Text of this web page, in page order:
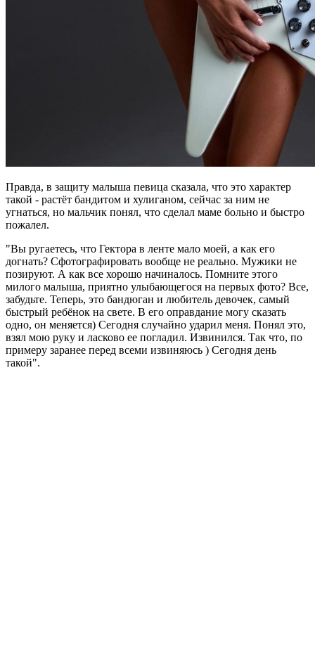
Правда, в защиту малыша певица сказала, что это характер
такой - растёт бандитом и хулиганом, сейчас за ним не
угнаться, но мальчик понял, что сделал маме больно и быстро
пожалел.
"Вы ругаетесь, что Гектора в ленте мало моей, а как его
догнать? Сфотографировать вообще не реально. Мужики не
позируют. А как все хорошо начиналось. Помните этого
милого малыша, приятно улыбающегося на первых фото? Все,
забудьте. Теперь, это бандюган и любитель девочек, самый
быстрый ребёнок на свете. В его оправдание могу сказать
одно, он меняется) Сегодня случайно ударил меня. Понял это,
взял мою руку и ласково ее погладил. Извинился. Так что, по
примеру заранее перед всеми извиняюсь ) Сегодня день
такой".